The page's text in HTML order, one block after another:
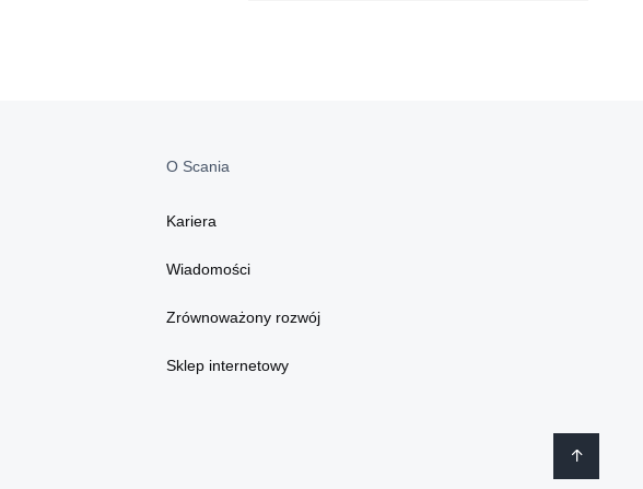
O Scania
Kariera
Wiadomości
Zrównoważony rozwój
Sklep internetowy